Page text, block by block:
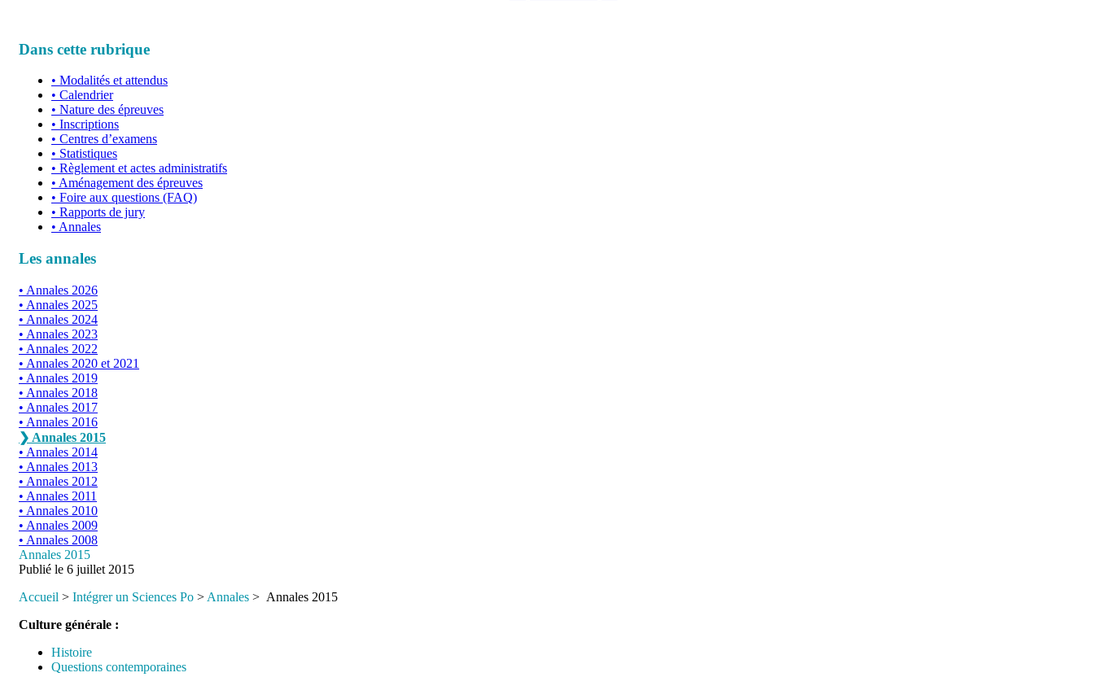
Dans cette rubrique
• Modalités et attendus
• Calendrier
• Nature des épreuves
• Inscriptions
• Centres d’examens
• Statistiques
• Règlement et actes administratifs
• Aménagement des épreuves
• Foire aux questions (FAQ)
• Rapports de jury
• Annales
Les annales
Annales 2026
Annales 2025
Annales 2024
Annales 2023
Annales 2022
Annales 2020 et 2021
Annales 2019
Annales 2018
Annales 2017
Annales 2016
Annales 2015
Annales 2014
Annales 2013
Annales 2012
Annales 2011
Annales 2010
Annales 2009
Annales 2008
Annales 2015
Publié le 6 juillet 2015
Accueil > Intégrer un Sciences Po > Annales > Annales 2015
Culture générale :
Histoire
Questions contemporaines